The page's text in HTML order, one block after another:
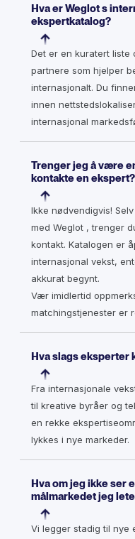
Hva er Weglot s
ekspertkatalog?
Det er en kuratert liste
partnere som hjelper
internasjonalt. Du
innen
internasjonal
Trenger jeg å være
kontakte en ekspert?
Ikke nødvendigvis!
med Weglot , trenger
kontakt. Katalogen er
internasjonal vekst,
akkurat begynt.
Vær imidlertid
matchingstjenester er
Hva slags eksperter
Fra internasjonale
til kreative byråer og
en rekke
lykkes i nye markeder.
Hva om jeg ikke ser
målmarkedet jeg
Vi legger stadig til nye